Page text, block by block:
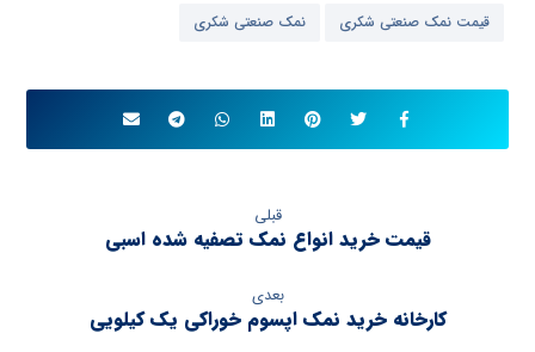
قیمت نمک صنعتی شکری نمک صنعتی شکری
قبلی
قیمت خرید انواع نمک تصفیه شده اسبی
بعدی
کارخانه خرید نمک اپسوم خوراکی یک کیلویی